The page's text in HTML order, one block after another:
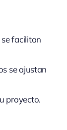
facilitan
se ajustan
proyecto.